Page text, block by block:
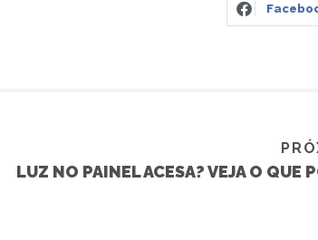
LUZ NO PAINEL ACESA? VEJA O QUE